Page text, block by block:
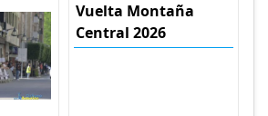
Vuelta Montaña
Central 2026